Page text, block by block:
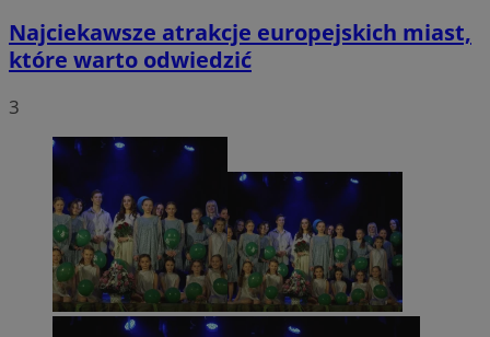
Najciekawsze atrakcje europejskich miast,
które warto odwiedzić
3